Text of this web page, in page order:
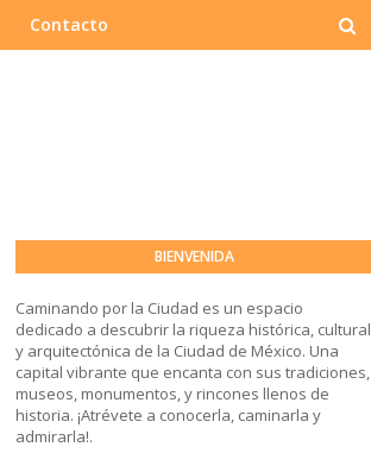
Contacto
BIENVENIDA
Caminando por la Ciudad es un espacio
dedicado a descubrir la riqueza histórica, cultural
y arquitectónica de la Ciudad de México. Una
capital vibrante que encanta con sus tradiciones,
museos, monumentos, y rincones llenos de
historia. ¡Atrévete a conocerla, caminarla y
admirarla!.